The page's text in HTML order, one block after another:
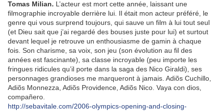
Tomas Milian. L’acteur est mort cette année, laissant une
filmographie incroyable derrière lui. Il était mon acteur préféré, le
genre qui vous surprend toujours, qui sauve un film à lui tout seul
(et Dieu sait que j’ai regardé des bouses juste pour lui) et surtout
devant lequel je retrouve un enthousiasme de gamin à chaque
fois. Son charisme, sa voix, son jeu (son évolution au fil des
années est fascinante), sa classe incroyable (peu importe les
fringues ridicules qu’il porte dans la saga des Nico Giraldi), ses
personnages grandioses me marqueront à jamais. Adiõs Cuchillo,
Adiõs Monnezza, Adiõs Providence, Adiõs Nico. Vaya con dios,
compañero.
http://sebavitale.com/2006-olympics-opening-and-closing-